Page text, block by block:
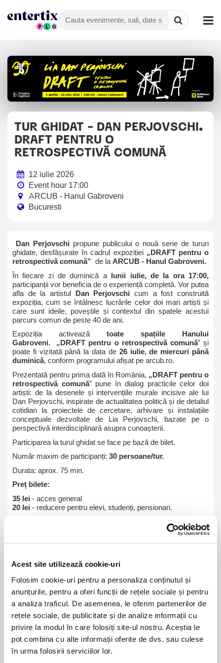
Acest site utilizează cookie-uri
Folosim cookie-uri pentru a personaliza conținutul și
anunțurile, pentru a oferi funcții de rețele sociale și pentru
a analiza traficul. De asemenea, le oferim partenerilor de
rețele sociale, de publicitate și de analize informații cu
privire la modul în care folosiți site-ul nostru. Aceștia le
pot combina cu alte informații oferite de dvs. sau culese
în urma folosirii serviciilor lor.
Dan Perjovschi propune publicului o nouă serie de tururi
ghidate, desfășurate în cadrul expoziției „DRAFT pentru o
retrospectivă comună” de la ARCUB - Hanul Gabroveni.
În fiecare zi de duminică a lunii iulie, de la ora 17:00,
participanții vor beneficia de o experiență completă. Vor putea
afla de la artistul Dan Perjovschi cum a fost construită
expoziția, cum se întâlnesc lucrările celor doi mari artiști și
care sunt ideile, poveștile și contextul din spatele acestui
parcurs comun de peste 40 de ani.
Expoziția activează toate spațiile Hanului
Gabroveni.
„DRAFT pentru o retrospectivă comună” și
poate fi vizitată până la data de 26 iulie, de miercuri până
duminică, conform programului afișat pe arcub.ro.
Prezentată pentru prima dată în România, „DRAFT pentru o
retrospectivă comună” pune în dialog practicile celor doi
artiști: de la desenele și intervențiile murale incisive ale lui
Dan Perjovschi, inspirate de actualitatea politică și de detaliul
cotidian la proiectele de cercetare, arhivare și instalațiile
conceptuale dezvoltate de Lia Perjovschi, bazate pe o
perspectivă interdisciplinară asupra cunoașterii.
Participarea la turul ghidat se face pe bază de bilet.
Număr maxim de participanți: 30 persoane/tur.
Durata: aprox. 75 min.
Preț bilete:
35 lei - acces general
20 lei - reducere pentru elevi, studenți, pensionari.
TUR GHIDAT - DAN PERJOVSCHI.
DRAFT PENTRU O
RETROSPECTIVĂ COMUNĂ
12 iulie 2026
Event hour 17:00
ARCUB - Hanul Gabroveni
Bucuresti
21 - 22 august 2026
NOSTALGIA Litoral
Plaja La Nueva Cucaracha, Mamaia
7 mai 2027
Morgan Jay - La Dolce
Vita Tour
Sala Palatului, Bucuresti
7 - 9 august 2026
Summer Well 2026
MASTERS OF